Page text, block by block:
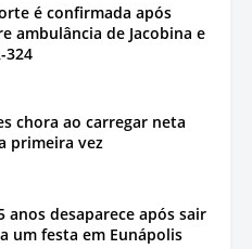
é confirmada após
ambulância de Jacobina e
324
chora ao carregar neta
primeira vez
anos desaparece após sair
um festa em Eunápolis